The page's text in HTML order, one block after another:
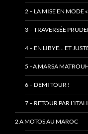
2 – LA MISE EN MODE
3 – TRAVERSÉE
4 – EN LIBYE… ET
5 –A MARSA
6 – DEMI TOUR !
7 – RETOUR PAR
2 A MOTOS AU MAROC